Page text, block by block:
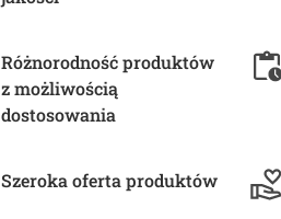
Różnorodność produktów
z możliwością
dostosowania
Szeroka oferta produktów